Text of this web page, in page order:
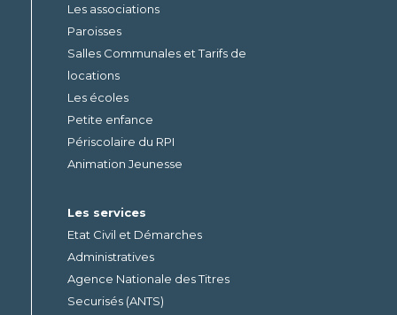
Les associations
Paroisses
Salles Communales et Tarifs de
locations
Les écoles
Petite enfance
Périscolaire du RPI
Animation Jeunesse
Les services
Etat Civil et Démarches
Administratives
Agence Nationale des Titres
Securisés (ANTS)